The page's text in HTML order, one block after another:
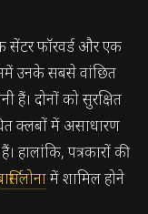
सेंटर फॉरवर्ड और एक
उनके सबसे वांछित
हैं। दोनों को सुरक्षित
क्लबों में असाधारण
हालांकि, पत्रकारों की
में शामिल होने